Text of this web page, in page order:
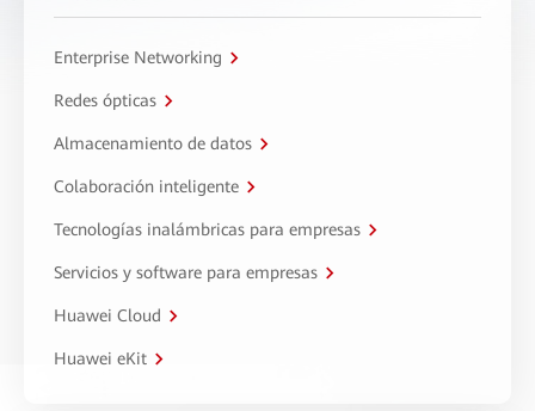
Enterprise Networking
Redes ópticas
Almacenamiento de datos
Colaboración inteligente
Tecnologías inalámbricas para empresas
Servicios y software para empresas
Huawei Cloud
Huawei eKit